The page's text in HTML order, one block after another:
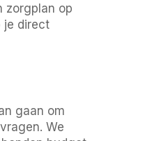
zorgplan op
je direct
gaan om
We